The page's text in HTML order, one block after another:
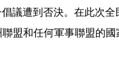
議遭到否決。在此次全
盟和任何軍事聯盟的國